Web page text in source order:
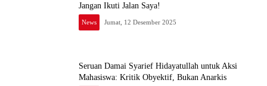
Jangan Ikuti Jalan Saya!
News Jumat, 12 Desember 2025
Seruan Damai Syarief Hidayatullah untuk Aksi
Mahasiswa: Kritik Obyektif, Bukan Anarkis